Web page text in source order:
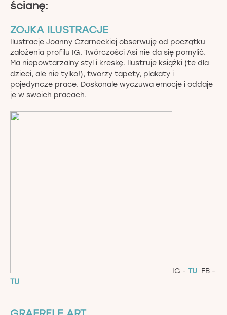
ścianę:
ZOJKA ILUSTRACJE
Ilustracje Joanny Czarneckiej obserwuję od początku
założenia profilu IG. Twórczości Asi nie da się pomylić.
Ma niepowtarzalny styl i kreskę. Ilustruje książki (te dla
dzieci, ale nie tylko!), tworzy tapety, plakaty i
pojedyncze prace. Doskonale wyczuwa emocje i oddaje
je w swoich pracach.
IG - TU FB -
TU